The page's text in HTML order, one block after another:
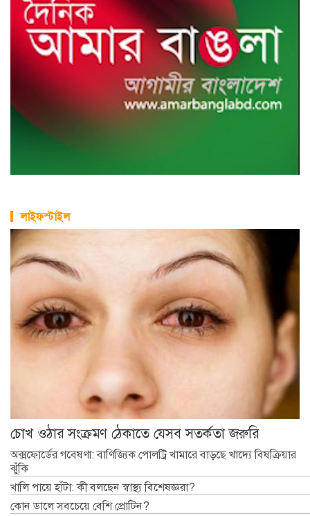
লাইফস্টাইল
চোখ ওঠার সংক্রমণ ঠেকাতে যেসব সতর্কতা জরুরি
অক্সফোর্ডের গবেষণা: বাণিজ্যিক পোলট্রি খামারে বাড়ছে খাদ্যে বিষক্রিয়ার
ঝুঁকি
খালি পায়ে হাঁটা: কী বলছেন স্বাস্থ্য বিশেষজ্ঞরা?
কোন ডালে সবচেয়ে বেশি প্রোটিন?